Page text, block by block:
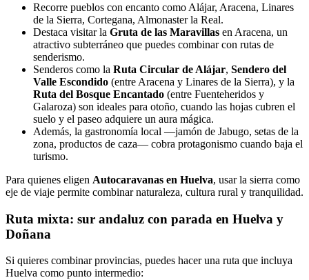
Recorre pueblos con encanto como Alájar, Aracena, Linares
de la Sierra, Cortegana, Almonaster la Real.
Destaca visitar la Gruta de las Maravillas en Aracena, un
atractivo subterráneo que puedes combinar con rutas de
senderismo.
Senderos como la Ruta Circular de Alájar, Sendero del
Valle Escondido (entre Aracena y Linares de la Sierra), y la
Ruta del Bosque Encantado (entre Fuenteheridos y
Galaroza) son ideales para otoño, cuando las hojas cubren el
suelo y el paseo adquiere un aura mágica.
Además, la gastronomía local —jamón de Jabugo, setas de la
zona, productos de caza— cobra protagonismo cuando baja el
turismo.
Para quienes eligen Autocaravanas en Huelva, usar la sierra como
eje de viaje permite combinar naturaleza, cultura rural y tranquilidad.
Ruta mixta: sur andaluz con parada en Huelva y
Doñana
Si quieres combinar provincias, puedes hacer una ruta que incluya
Huelva como punto intermedio: